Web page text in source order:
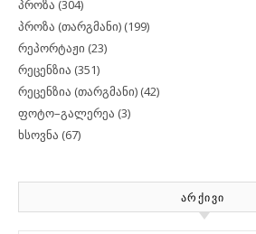
პროზა (304)
პროზა (თარგმანი) (199)
რეპორტაჟი (23)
რეცენზია (351)
რეცენზია (თარგმანი) (42)
ფოტო–გალერეა (3)
ხსოვნა (67)
ᲐᲠᲥᲘᲕᲘ